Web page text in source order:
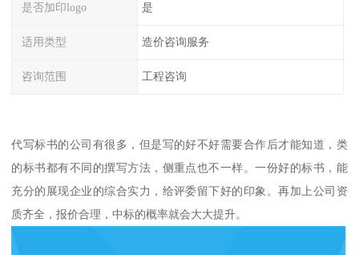
是否加印logo 是
适用类型 造价咨询服务
咨询范围 工程咨询
代写标书的公司有很多，但是写的好不好需要合作后才能知道，类
的标书都有不同的撰写方法，侧重点也不一样。一份好的标书，能
充分的展现企业的综合实力，给评委留下好的印象。再加上公司资
质齐全，报价合理，中标的概率就会大大提升。